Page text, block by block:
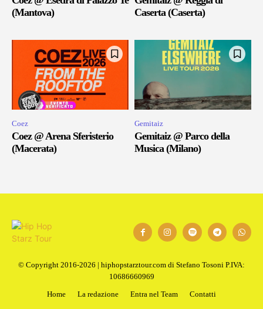
(Mantova)
Caserta (Caserta)
Coez
Coez @ Arena Sferisterio
(Macerata)
Gemitaiz
Gemitaiz @ Parco della
Musica (Milano)
© Copyright 2016-2026 | hiphopstarztour.com di Stefano Tosoni P.IVA:
10686660969
Home
La redazione Entra nel Team Contatti